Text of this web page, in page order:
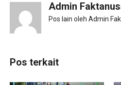
Admin
Pos lain oleh Admin
Pos terkait